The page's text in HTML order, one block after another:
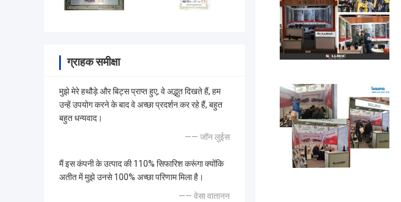
ग्राहक समीक्षा
मुझे मेरे हथौड़े और बिट्स प्राप्त हुए, वे अद्भुत दिखते हैं, हम
उन्हें उपयोग करने के बाद वे अच्छा प्रदर्शन कर रहे हैं, बहुत
बहुत धन्यवाद।
—— जॉन लुईस
मैं इस कंपनी के उत्पाद की 110% सिफारिश करूंगा क्योंकि
अतीत में मुझे उनसे 100% अच्छा परिणाम मिला है।
—— वेसा वातानन